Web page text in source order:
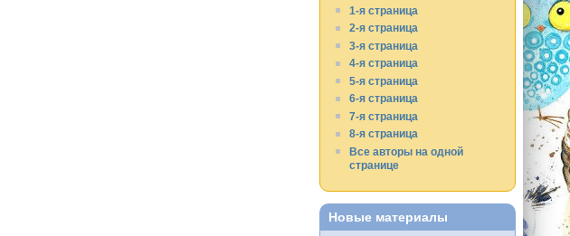
1-я страница
2-я страница
3-я страница
4-я страница
5-я страница
6-я страница
7-я страница
8-я страница
Все авторы на одной
странице
Новые материалы